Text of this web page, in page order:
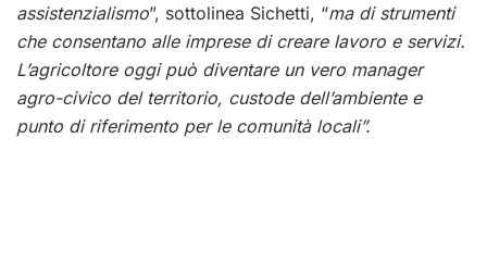
assistenzialismo”, sottolinea Sichetti, “ma di strumenti
che consentano alle imprese di creare lavoro e servizi.
L’agricoltore oggi può diventare un vero manager
agro-civico del territorio, custode dell’ambiente e
punto di riferimento per le comunità locali”.